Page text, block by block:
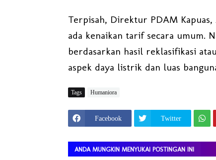
Terpisah, Direktur PDAM
ada kenaikan tarif secara umum.
berdasarkan hasil reklasifikasi
aspek daya listrik dan luas
Tags Humaniora
Facebook Twitter
ANDA MUNGKIN MENYUKAI POSTINGAN INI